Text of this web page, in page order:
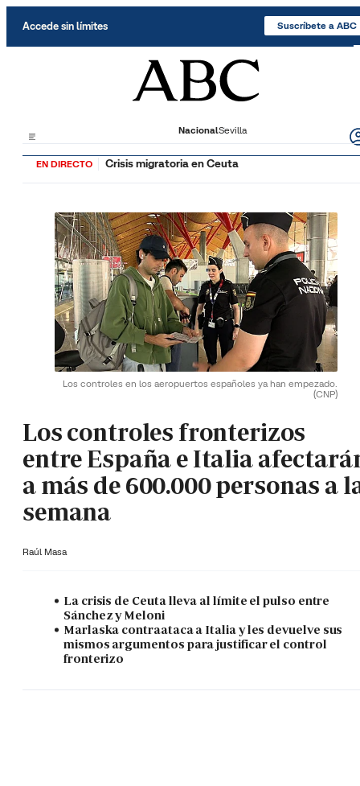
Accede sin límites Suscríbete a ABC
NacionalSevilla
EN DIRECTO Crisis migratoria en Ceuta
Los controles en los aeropuertos españoles ya han empezado.
(CNP)
Los controles fronterizos
entre España e Italia
a más de 600.000 personas a
semana
Raúl Masa
La crisis de Ceuta lleva al límite el pulso entre
Sánchez y Meloni
Marlaska contraataca a Italia y les devuelve sus
mismos argumentos para justificar el control
fronterizo